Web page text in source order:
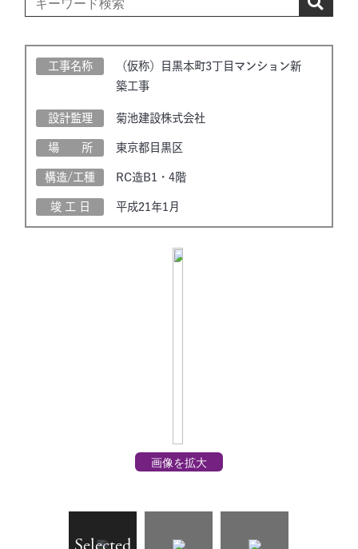
工事名称
（仮称）目黒本町3丁目マンション新
築工事
設計監理 菊池建設株式会社
場 所 東京都目黒区
構造/工種 RC造B1・4階
竣 工 日 平成21年1月
画像を拡大